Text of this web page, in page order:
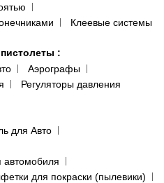
Клеевые системы
:
Аэрографы
Регуляторы давления
для Авто
автомобиля
для покраски (пылевики)